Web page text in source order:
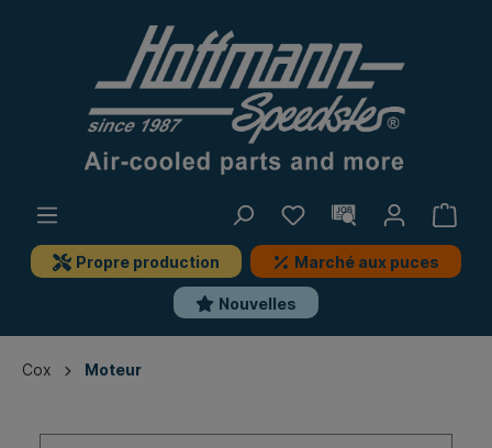
Propre production Marché aux puces
Nouvelles
Cox Moteur